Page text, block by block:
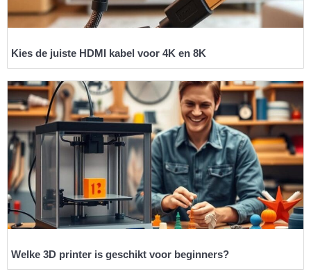
Kies de juiste HDMI kabel voor 4K en 8K
Welke 3D printer is geschikt voor beginners?